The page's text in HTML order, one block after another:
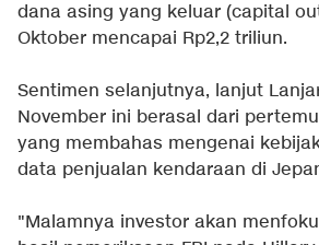
dana asing yang keluar (capital
Oktober mencapai Rp2,2 triliun.
Sentimen selanjutnya, lanjut
November ini berasal dari
yang membahas mengenai
data penjualan kendaraan di
"Malamnya investor akan